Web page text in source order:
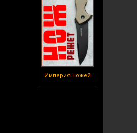
Империя ножей